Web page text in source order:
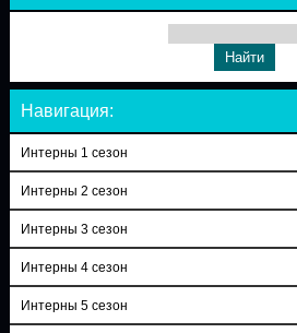
Навигация:
Интерны 1 сезон
Интерны 2 сезон
Интерны 3 сезон
Интерны 4 сезон
Интерны 5 сезон